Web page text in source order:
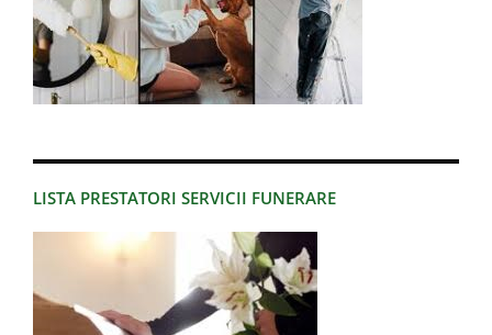
LISTA PRESTATORI SERVICII FUNERARE